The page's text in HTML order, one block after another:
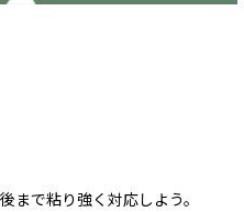
まで粘り強く対応しよう。